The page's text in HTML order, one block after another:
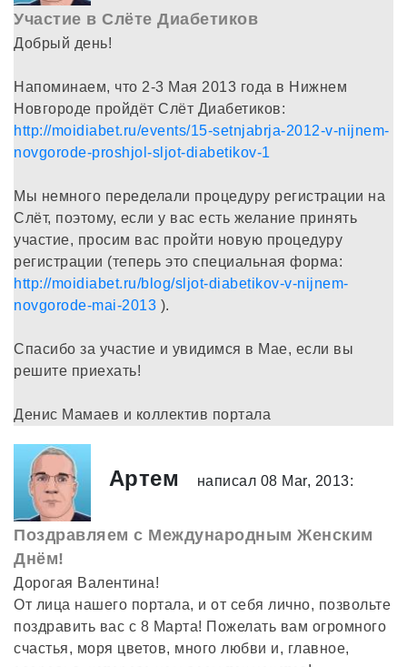
Участие в Слёте Диабетиков
Добрый день!
Напоминаем, что 2-3 Мая 2013 года в Нижнем
Новгороде пройдёт Слёт Диабетиков:
http://moidiabet.ru/events/15-setnjabrja-2012-v-nijnem-
novgorode-proshjol-sljot-diabetikov-1
Мы немного переделали процедуру регистрации на
Слёт, поэтому, если у вас есть желание принять
участие, просим вас пройти новую процедуру
регистрации (теперь это специальная форма:
http://moidiabet.ru/blog/sljot-diabetikov-v-nijnem-
novgorode-mai-2013 ).
Спасибо за участие и увидимся в Мае, если вы
решите приехать!
Денис Мамаев и коллектив портала
Артем написал 08 Mar, 2013:
Поздравляем с Международным Женским
Днём!
Дорогая Валентина!
От лица нашего портала, и от себя лично, позвольте
поздравить вас с 8 Марта! Пожелать вам огромного
счастья, моря цветов, много любви и, главное,